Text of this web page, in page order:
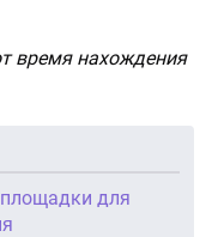
время нахождения
для